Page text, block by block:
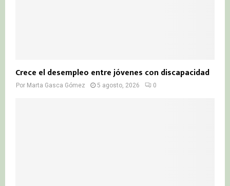
Crece el desempleo entre jóvenes con discapacidad
Por Marta Gasca Gómez 5 agosto, 2026 0